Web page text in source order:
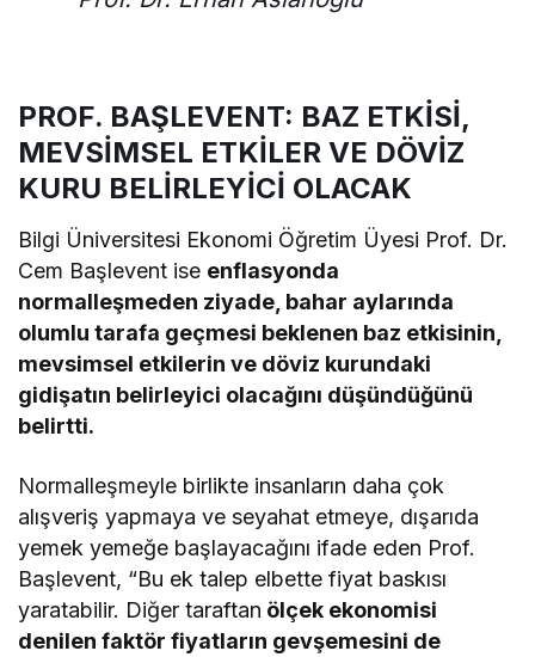
PROF. BAŞLEVENT: BAZ ETKİSİ,
MEVSİMSEL ETKİLER VE DÖVİZ
KURU BELİRLEYİCİ OLACAK
Bilgi Üniversitesi Ekonomi Öğretim Üyesi Prof. Dr.
Cem Başlevent ise enflasyonda
normalleşmeden ziyade, bahar aylarında
olumlu tarafa geçmesi beklenen baz etkisinin,
mevsimsel etkilerin ve döviz kurundaki
gidişatın belirleyici olacağını düşündüğünü
belirtti.
Normalleşmeyle birlikte insanların daha çok
alışveriş yapmaya ve seyahat etmeye, dışarıda
yemek yemeğe başlayacağını ifade eden Prof.
Başlevent, “Bu ek talep elbette fiyat baskısı
yaratabilir. Diğer taraftan ölçek ekonomisi
denilen faktör fiyatların gevşemesini de